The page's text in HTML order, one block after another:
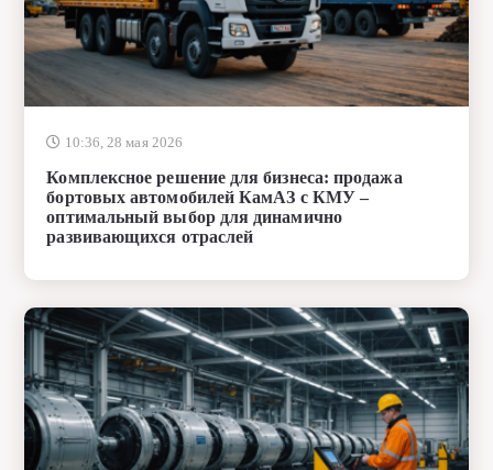
10:36, 28 мая 2026
Комплексное решение для бизнеса: продажа
бортовых автомобилей КамАЗ с КМУ –
оптимальный выбор для динамично
развивающихся отраслей